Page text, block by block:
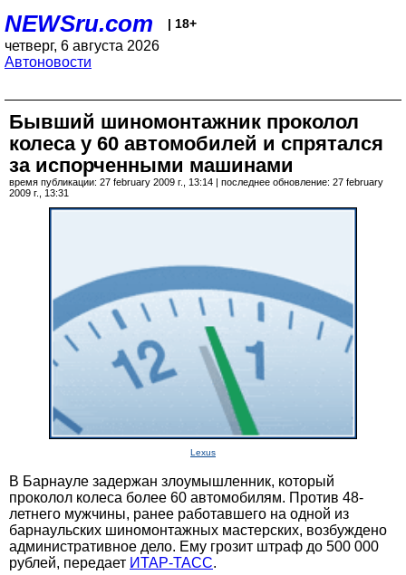
NEWSru.com | 18+
четверг, 6 августа 2026
Автоновости
Бывший шиномонтажник проколол
колеса у 60 автомобилей и спрятался
за испорченными машинами
время публикации: 27 february 2009 г., 13:14 | последнее обновление: 27 february
2009 г., 13:31
Lexus
В Барнауле задержан злоумышленник, который
проколол колеса более 60 автомобилям. Против 48-
летнего мужчины, ранее работавшего на одной из
барнаульских шиномонтажных мастерских, возбуждено
административное дело. Ему грозит штраф до 500 000
рублей, передает ИТАР-ТАСС.